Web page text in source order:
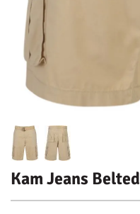
Kam Jeans